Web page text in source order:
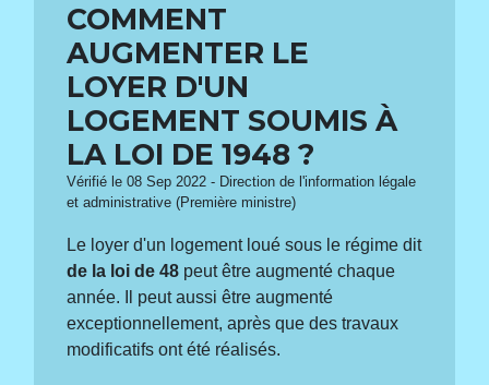
COMMENT
AUGMENTER LE
LOYER D'UN
LOGEMENT SOUMIS À
LA LOI DE 1948 ?
Vérifié le 08 Sep 2022 - Direction de l'information légale
et administrative (Première ministre)
Le loyer d'un logement loué sous le régime dit
de la loi de 48 peut être augmenté chaque
année. Il peut aussi être augmenté
exceptionnellement, après que des travaux
modificatifs ont été réalisés.